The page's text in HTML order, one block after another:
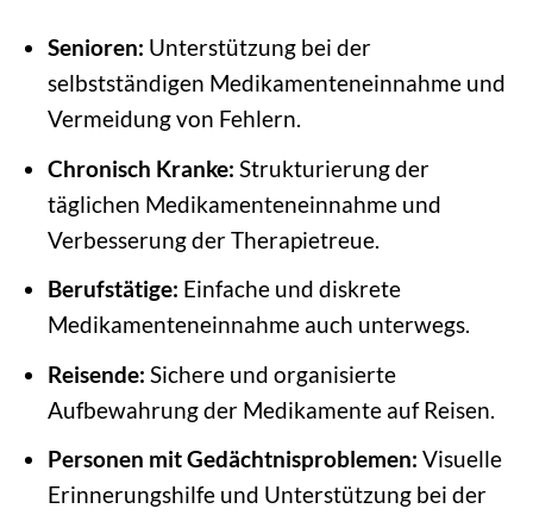
Senioren: Unterstützung bei der
selbstständigen Medikamenteneinnahme und
Vermeidung von Fehlern.
Chronisch Kranke: Strukturierung der
täglichen Medikamenteneinnahme und
Verbesserung der Therapietreue.
Berufstätige: Einfache und diskrete
Medikamenteneinnahme auch unterwegs.
Reisende: Sichere und organisierte
Aufbewahrung der Medikamente auf Reisen.
Personen mit Gedächtnisproblemen: Visuelle
Erinnerungshilfe und Unterstützung bei der